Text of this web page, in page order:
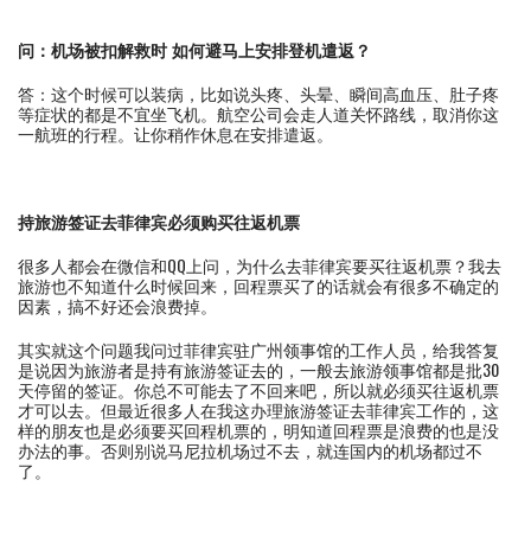
问：机场被扣解救时 如何避马上安排登机遣返？
答：这个时候可以装病，比如说头疼、头晕、瞬间高血压、肚子疼
等症状的都是不宜坐飞机。航空公司会走人道关怀路线，取消你这
一航班的行程。让你稍作休息在安排遣返。
持旅游签证去菲律宾必须购买往返机票
很多人都会在微信和QQ上问，为什么去菲律宾要买往返机票？我去
旅游也不知道什么时候回来，回程票买了的话就会有很多不确定的
因素，搞不好还会浪费掉。
其实就这个问题我问过菲律宾驻广州领事馆的工作人员，给我答复
是说因为旅游者是持有旅游签证去的，一般去旅游领事馆都是批30
天停留的签证。你总不可能去了不回来吧，所以就必须买往返机票
才可以去。但最近很多人在我这办理旅游签证去菲律宾工作的，这
样的朋友也是必须要买回程机票的，明知道回程票是浪费的也是没
办法的事。否则别说马尼拉机场过不去，就连国内的机场都过不
了。